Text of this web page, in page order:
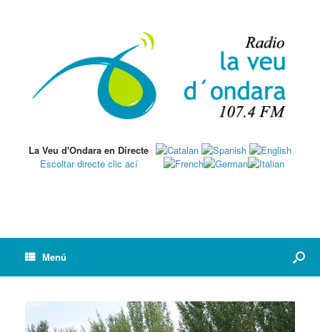
La Veu d'Ondara en Directe
Escoltar directe clic ací
Menú